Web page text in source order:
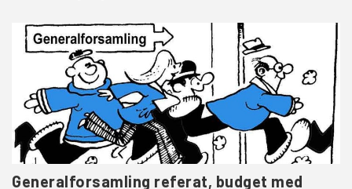
Generalforsamling referat, budget med